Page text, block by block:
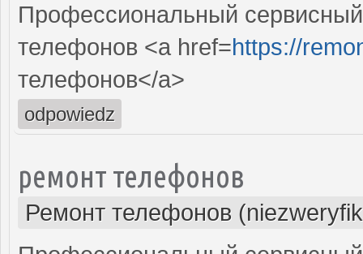
Профессиональный
телефонов <a href=https://
телефонов</a>
odpowiedz
ремонт телефонов
Ремонт телефонов